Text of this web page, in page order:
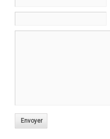
Envoyer